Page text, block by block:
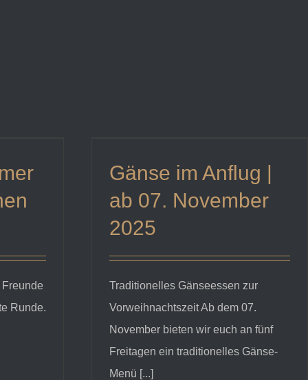
Runde.
Gänse im Anflug |
ab 07. November
2025
Traditionelles Gänseessen zur
Vorweihnachtszeit Ab dem 07.
November bieten wir euch an fünf
Freitagen ein traditionelles Gänse-
Menü [...]